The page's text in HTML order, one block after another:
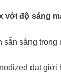
với độ sáng
sàng trong
đạt giới